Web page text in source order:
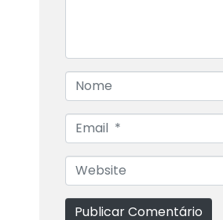
N
o
m
E
m
a
l
W
e
b
Publicar Comentário